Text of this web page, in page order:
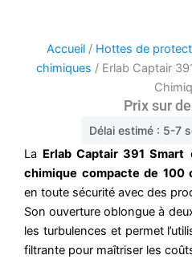
Accueil / Hottes de
chimiques / Erlab Captair
Prix sur
Délai estimé : 5-7
La Erlab Captair 391 Smart
chimique compacte de 100
en toute sécurité avec des
Son ouverture oblongue à
les turbulences et permet
filtrante pour maîtriser les